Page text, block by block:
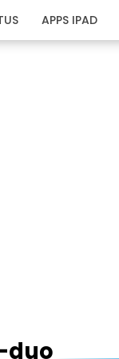
APPS IPAD
duo